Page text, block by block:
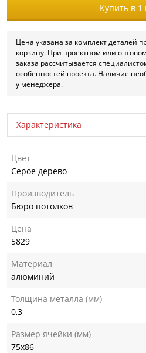
Купить в 1
Цена указана за комплект деталей
корзину. При проектном или
заказа рассчитывается
особенностей проекта. Наличие
у менеджера.
Характеристика
Цвет
Серое дерево
Производитель
Бюро потолков
Цена
5829
Материал
алюминий
Толщина металла (мм)
0,3
Размер ячейки (мм)
75х86